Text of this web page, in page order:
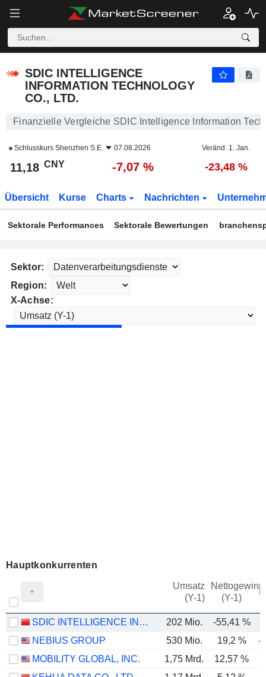
SDIC INTELLIGENCE
INFORMATION TECHNOLOGY
CO., LTD.
Finanzielle Vergleiche SDIC Intelligence Information
Schlusskurs Shenzhen S.E. 07.08.2026 Veränd. 1. Jan.
11,18 CNY -7,07 % -23,48 %
Übersicht Kurse Charts Nachrichten
Sektorale Performances Sektorale Bewertungen
Sektor:
Region:
X-Achse:
Hauptkonkurrenten
Umsatz
(Y-1)
Nettogewinn
(Y-1)
SDIC INTELLIGENCE INFORMATION TECHNOLOGY CO., LTD. 202 Mio. -55,41 %
NEBIUS GROUP
530 Mio. 19,2 %
-
MOBILITY GLOBAL, INC.
1,75 Mrd.
12,57 %